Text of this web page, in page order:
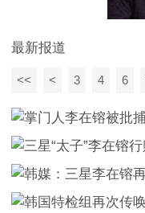
最新报道
<< < 3 4 6